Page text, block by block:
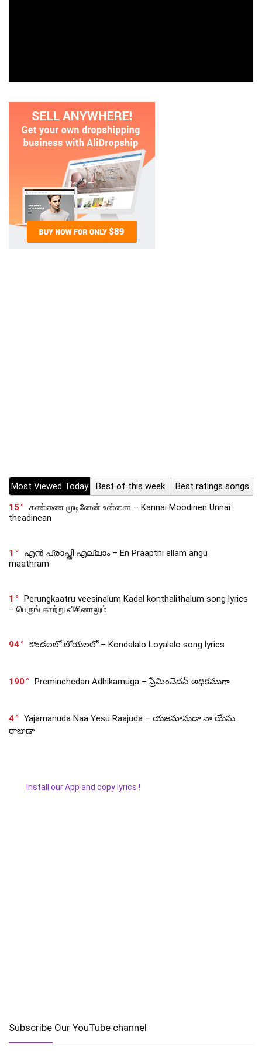
Most Viewed Today Best of this week
Best ratings songs
15
கண்ணை மூடினேன் உன்னை – Kannai Moodinen Unnai
theadinean
1
എൻ പ്രാപ്തി എല്ലാം – En Praapthi ellam angu
maathram
1
Perungkaatru veesinalum Kadal konthalithalum song lyrics
– பெருங் காற்று வீசினாலும்
94 కొండలలో లోయలలో – Kondalalo Loyalalo song lyrics
190 Preminchedan Adhikamuga – ప్రేమించెదన్ అధికముగా
4
Yajamanuda Naa Yesu Raajuda – యజమానుడా నా యేసు
రాజుడా
Install our App and copy lyrics !
Subscribe Our YouTube channel